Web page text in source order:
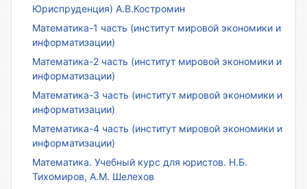
Юриспруденция) А.В.Костромин
Математика-1 часть (институт мировой экономики и
информатизации)
Математика-2 часть (институт мировой экономики и
информатизации)
Математика-3 часть (институт мировой экономики и
информатизации)
Математика-4 часть (институт мировой экономики и
информатизации)
Математика. Учебный курс для юристов. Н.Б.
Тихомиров, А.М. Шелехов